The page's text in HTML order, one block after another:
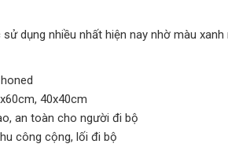
dụng nhiều nhất hiện nay nhờ màu
40x40cm
an toàn cho người đi bộ
công cộng, lối đi bộ